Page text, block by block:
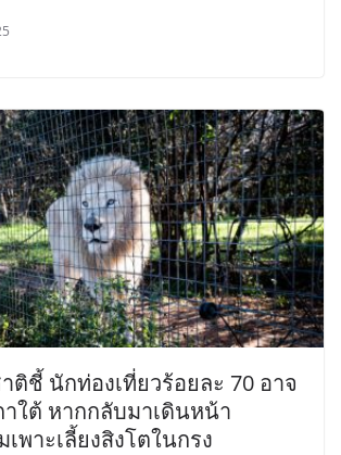
ติชี้ นักท่องเที่ยวร้อยละ 70 อาจ
าใต้ หากกลับมาเดินหน้า
พาะเลี้ยงสิงโตในกรง